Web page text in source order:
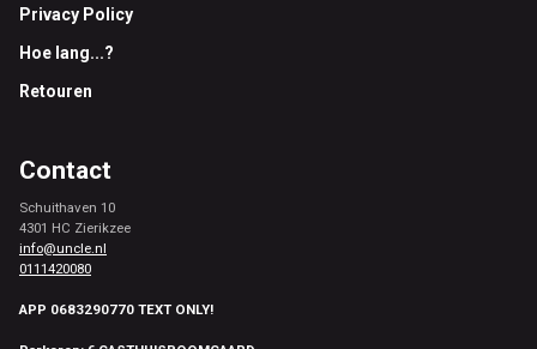
Privacy Policy
Hoe lang...?
Retouren
Contact
Schuithaven 10
4301 HC Zierikzee
info@uncle.nl
0111420080
APP 0683290770 TEXT ONLY!